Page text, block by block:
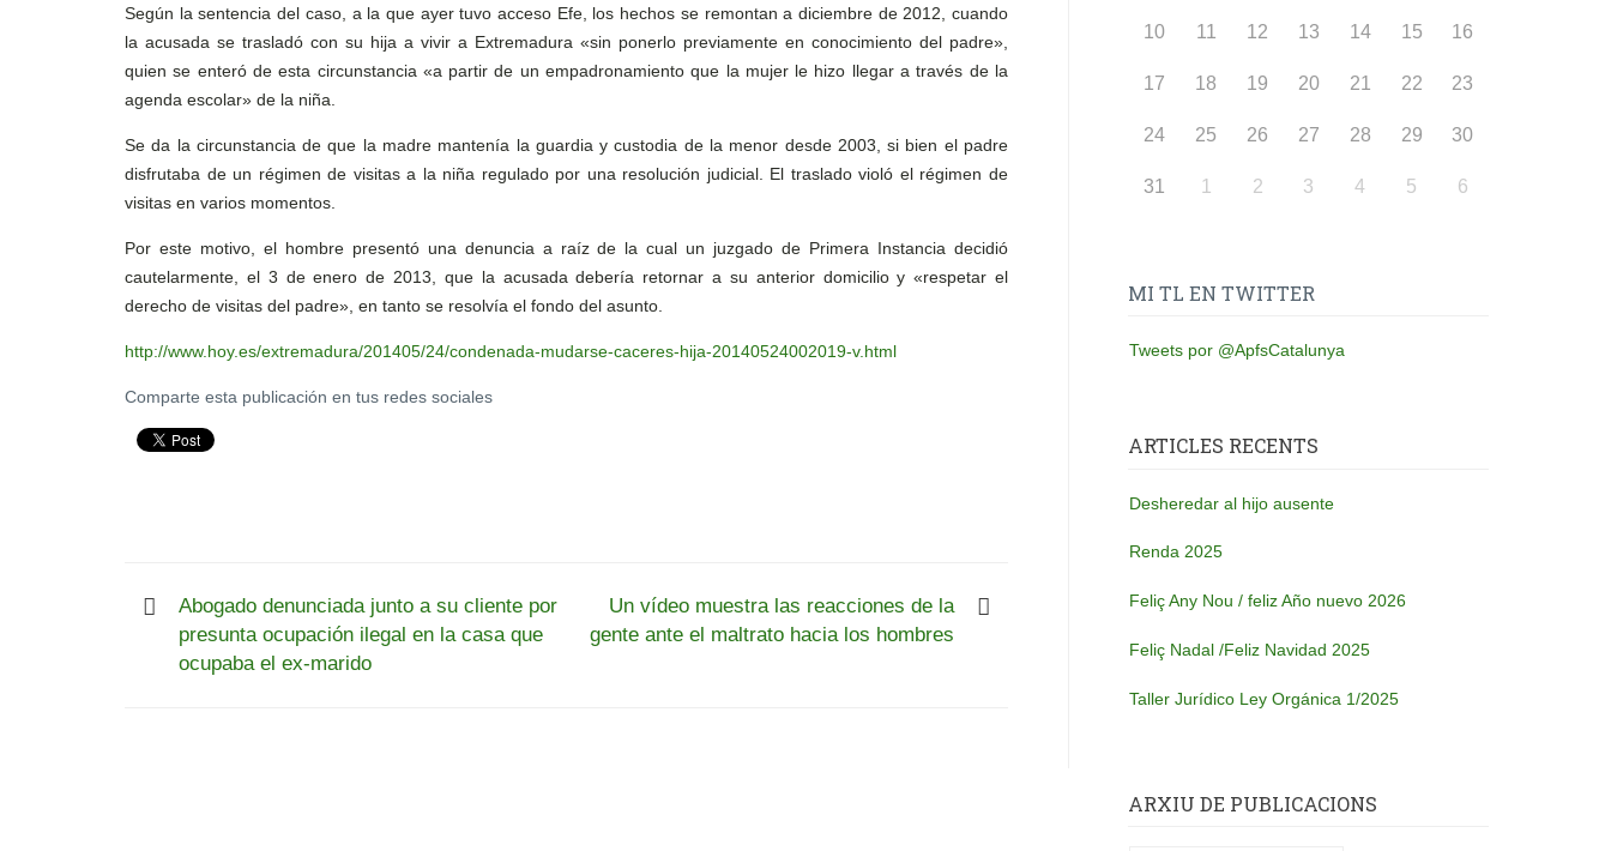
Según la sentencia del caso, a la que ayer tuvo acceso Efe, los hechos se remontan a diciembre de 2012, cuando
la acusada se trasladó con su hija a vivir a Extremadura «sin ponerlo previamente en conocimiento del padre»,
quien se enteró de esta circunstancia «a partir de un empadronamiento que la mujer le hizo llegar a través de la
agenda escolar» de la niña.
Se da la circunstancia de que la madre mantenía la guardia y custodia de la menor desde 2003, si bien el padre
disfrutaba de un régimen de visitas a la niña regulado por una resolución judicial. El traslado violó el régimen de
visitas en varios momentos.
Por este motivo, el hombre presentó una denuncia a raíz de la cual un juzgado de Primera Instancia decidió
cautelarmente, el 3 de enero de 2013, que la acusada debería retornar a su anterior domicilio y «respetar el
derecho de visitas del padre», en tanto se resolvía el fondo del asunto.
http://www.hoy.es/extremadura/201405/24/condenada-mudarse-caceres-hija-20140524002019-v.html
Comparte esta publicación en tus redes sociales
Abogado denunciada junto a su cliente por
presunta ocupación ilegal en la casa que
ocupaba el ex-marido
Un vídeo muestra las reacciones de la
gente ante el maltrato hacia los hombres
10 11 12 13 14 15 16
17 18 19 20 21 22 23
24 25 26 27 28 29 30
31 1 2 3 4 5 6
MI TL EN TWITTER
Tweets por @ApfsCatalunya
ARTICLES RECENTS
Desheredar al hijo ausente
Renda 2025
Feliç Any Nou / feliz Año nuevo 2026
Feliç Nadal /Feliz Navidad 2025
Taller Jurídico Ley Orgánica 1/2025
ARXIU DE PUBLICACIONS